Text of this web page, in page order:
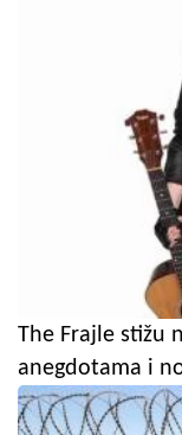
The Frajle stižu
anegdotama i